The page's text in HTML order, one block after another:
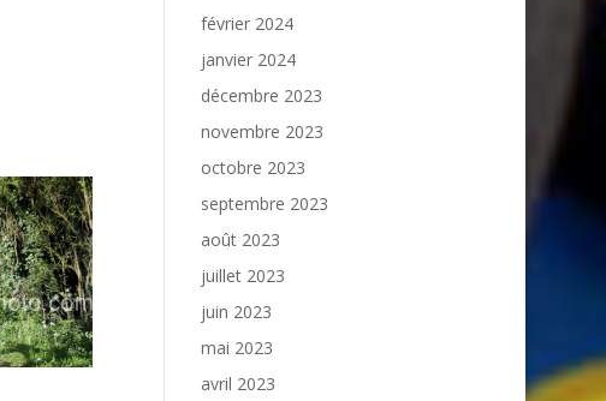
février 2024
janvier 2024
décembre 2023
novembre 2023
octobre 2023
septembre 2023
août 2023
juillet 2023
juin 2023
mai 2023
avril 2023